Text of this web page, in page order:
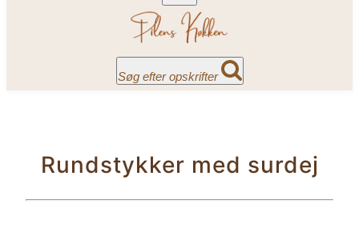
Søg efter opskrifter
Rundstykker med surdej